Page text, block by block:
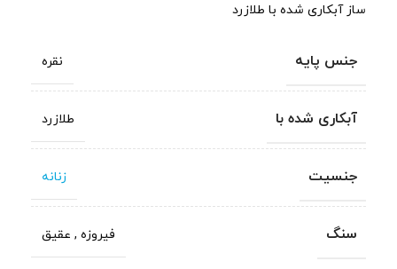
ساز آبکاری شده با طلازرد
جنس پایه نقره
آبکاری شده با طلازرد
جنسیت زنانه
سنگ فیروزه , عقیق